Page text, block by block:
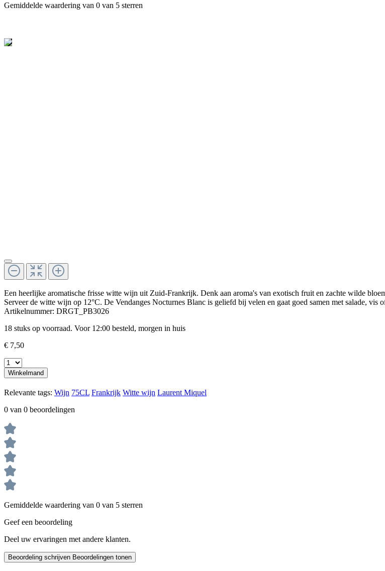
Gemiddelde waardering van 0 van 5 sterren
Een heerlijke aromatische frisse witte wijn uit Zuid-Frankrijk. Denk aan aroma's van exotisch fruit en zachte wilde
Serveer de witte wijn op 12°C. De Vendanges Nocturnes Blanc is geliefd bij velen en gaat goed samen met salade, vis
Artikelnummer: DRGT_PB3026
18 stuks op voorraad. Voor 12:00 besteld, morgen in huis
€ 7,50
Winkelmand
Relevante tags: Wijn 75CL Frankrijk Witte wijn Laurent Miquel
0 van 0 beoordelingen
Gemiddelde waardering van 0 van 5 sterren
Geef een beoordeling
Deel uw ervaringen met andere klanten.
Beoordeling schrijven Beoordelingen tonen